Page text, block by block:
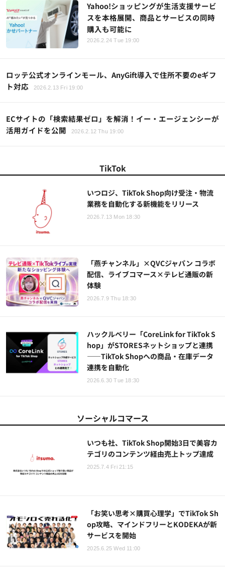
Yahoo!ショッピングが生活支援サービ
スを本格展開、商品とサービスの同時
購入も可能に
2026.2.24 Tue 19:00
ロッテ公式オンラインモール、AnyGift導入で住所不要のeギフ
ト対応
2026.2.13 Fri 19:00
ECサイトの「検索結果ゼロ」を解消！イー・エージェンシーが
活用ガイドを公開
2026.2.12 Thu 19:00
TikTok
いつロジ、TikTok Shop向け受注・物流
業務を自動化する新機能をリリース
2026.7.13 Mon 18:30
「燕チャンネル」×QVCジャパン コラボ
配信、ライブコマース×テレビ通販の新
体験
2026.7.9 Thu 18:30
ハックルベリー「CoreLink for TikTok S
hop」がSTORESネットショップと連携
——TikTok Shopへの商品・在庫データ
連携を自動化
2026.6.30 Tue 18:30
ソーシャルコマース
いつも社、TikTok Shop開始3日で美容カ
テゴリのコンテンツ経由売上トップ達成
2025.7.4 Fri 21:15
「お笑い思考×購買心理学」でTikTok Sh
op攻略、マインドフリーとKODEKAが新
サービスを開始
2025.6.25 Wed 11:00